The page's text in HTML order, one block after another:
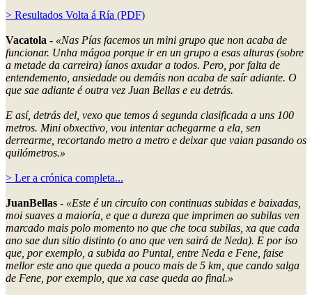
> Resultados Volta á Ría (PDF)
Vacatola - «Nas Pías facemos un mini grupo que non acaba de
funcionar. Unha mágoa porque ir en un grupo a esas alturas (sobre
a metade da carreira) íanos axudar a todos. Pero, por falta de
entendemento, ansiedade ou demáis non acaba de saír adiante. O
que sae adiante é outra vez Juan Bellas e eu detrás.
E así, detrás del, vexo que temos á segunda clasificada a uns 100
metros. Mini obxectivo, vou intentar achegarme a ela, sen
derrearme, recortando metro a metro e deixar que vaian pasando os
quilómetros.»
> Ler a crónica completa...
JuanBellas - «Este é un circuíto con continuas subidas e baixadas,
moi suaves a maioría, e que a dureza que imprimen ao subilas ven
marcado mais polo momento no que che toca subilas, xa que cada
ano sae dun sitio distinto (o ano que ven sairá de Neda). E por iso
que, por exemplo, a subida ao Puntal, entre Neda e Fene, faise
mellor este ano que queda a pouco mais de 5 km, que cando salga
de Fene, por exemplo, que xa case queda ao final.»